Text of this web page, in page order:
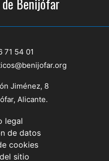
71 54 01
Jiménez, 8
Alicante.
legal
de datos
cookies
sitio